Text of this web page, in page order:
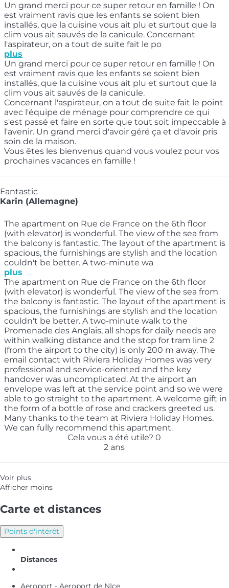
Un grand merci pour ce super retour en famille ! On
est vraiment ravis que les enfants se soient bien
installés, que la cuisine vous ait plu et surtout que la
clim vous ait sauvés de la canicule. Concernant
l'aspirateur, on a tout de suite fait le po
plus
Un grand merci pour ce super retour en famille ! On
est vraiment ravis que les enfants se soient bien
installés, que la cuisine vous ait plu et surtout que la
clim vous ait sauvés de la canicule.
Concernant l'aspirateur, on a tout de suite fait le point
avec l'équipe de ménage pour comprendre ce qui
s'est passé et faire en sorte que tout soit impeccable à
l'avenir. Un grand merci d'avoir géré ça et d'avoir pris
soin de la maison.
Vous êtes les bienvenus quand vous voulez pour vos
prochaines vacances en famille !
Fantastic
Karin (Allemagne)
The apartment on Rue de France on the 6th floor
(with elevator) is wonderful. The view of the sea from
the balcony is fantastic. The layout of the apartment is
spacious, the furnishings are stylish and the location
couldn't be better. A two-minute wa
plus
The apartment on Rue de France on the 6th floor
(with elevator) is wonderful. The view of the sea from
the balcony is fantastic. The layout of the apartment is
spacious, the furnishings are stylish and the location
couldn't be better. A two-minute walk to the
Promenade des Anglais, all shops for daily needs are
within walking distance and the stop for tram line 2
(from the airport to the city) is only 200 m away. The
email contact with Riviera Holiday Homes was very
professional and service-oriented and the key
handover was uncomplicated. At the airport an
envelope was left at the service point and so we were
able to go straight to the apartment. A welcome gift in
the form of a bottle of rose and crackers greeted us.
Many thanks to the team at Riviera Holiday Homes.
We can fully recommend this apartment.
Cela vous a été utile? 0
2 ans
Voir plus
Afficher moins
Carte et distances
Points d'intérêt
Distances
Aeroport - Aeroport de NIce